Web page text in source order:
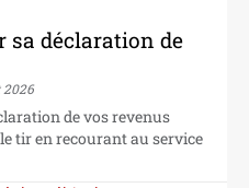
sa déclaration de
de vos revenus
tir en recourant au service